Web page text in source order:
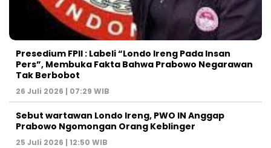
Presedium FPII : Labeli “Londo Ireng Pada Insan
Pers”, Membuka Fakta Bahwa Prabowo Negarawan
Tak Berbobot
26 Juli 2026 | 07:29 WIB
Sebut wartawan Londo Ireng, PWO IN Anggap
Prabowo Ngomongan Orang Keblinger
25 Juli 2026 | 12:50 WIB